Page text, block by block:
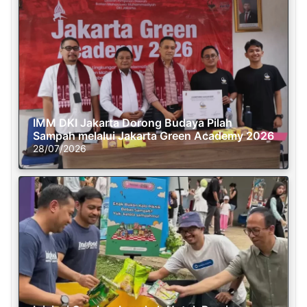
IMM DKI Jakarta Dorong Budaya Pilah
Sampah melalui Jakarta Green Academy 2026
28/07/2026